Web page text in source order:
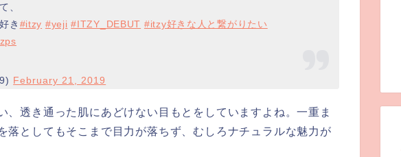
、
き #itzy #yeji #ITZY_DEBUT #itzy好きな人と繋がりたい
February 21, 2019
、透き通った肌にあどけない目もとをしていますよね。一重ま
落としてもそこまで目力が落ちず、むしろナチュラルな魅力が